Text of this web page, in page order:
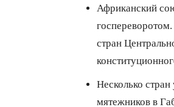
Африканский
стран
Несколько
мятежников в